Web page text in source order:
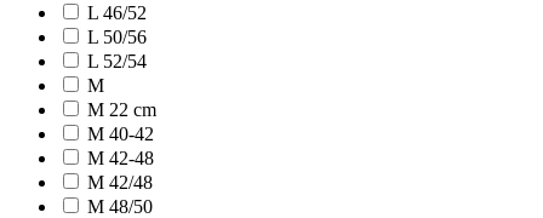
L 46/52
L 50/56
L 52/54
M
M 22 cm
M 40-42
M 42-48
M 42/48
M 48/50